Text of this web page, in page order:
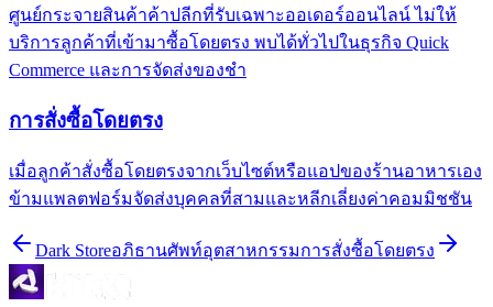
ศูนย์กระจายสินค้าค้าปลีกที่รับเฉพาะออเดอร์ออนไลน์ ไม่ให้
บริการลูกค้าที่เข้ามาซื้อโดยตรง พบได้ทั่วไปในธุรกิจ Quick
Commerce และการจัดส่งของชำ
การสั่งซื้อโดยตรง
เมื่อลูกค้าสั่งซื้อโดยตรงจากเว็บไซต์หรือแอปของร้านอาหารเอง
ข้ามแพลตฟอร์มจัดส่งบุคคลที่สามและหลีกเลี่ยงค่าคอมมิชชัน
Dark Storeอภิธานศัพท์อุตสาหกรรมการสั่งซื้อโดยตรง